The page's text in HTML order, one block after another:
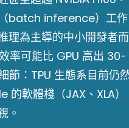
batch inference）工作
理為主導的中小開發者而
率可能比 GPU 高出 30-
節：TPU 生態系目前仍
的軟體棧（JAX、XLA）
。